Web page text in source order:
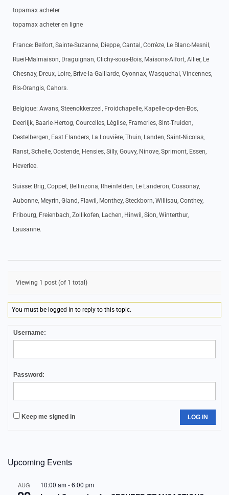
topamax acheter
topamax acheter en ligne
France: Belfort, Sainte-Suzanne, Dieppe, Cantal, Corrèze, Le Blanc-Mesnil,
Rueil-Malmaison, Draguignan, Clichy-sous-Bois, Maisons-Alfort, Allier, Le
Chesnay, Dreux, Loire, Brive-la-Gaillarde, Oyonnax, Wasquehal, Vincennes,
Ris-Orangis, Cahors.
Belgique: Awans, Steenokkerzeel, Froidchapelle, Kapelle-op-den-Bos,
Deerlijk, Baarle-Hertog, Courcelles, Léglise, Frameries, Sint-Truiden,
Destelbergen, East Flanders, La Louvière, Thuin, Landen, Saint-Nicolas,
Ranst, Schelle, Oostende, Hensies, Silly, Gouvy, Ninove, Sprimont, Essen,
Heverlee.
Suisse: Brig, Coppet, Bellinzona, Rheinfelden, Le Landeron, Cossonay,
Aubonne, Meyrin, Gland, Flawil, Monthey, Steckborn, Willisau, Conthey,
Fribourg, Freienbach, Zollikofen, Lachen, Hinwil, Sion, Winterthur,
Lausanne.
Viewing 1 post (of 1 total)
You must be logged in to reply to this topic.
Username:
Password:
Keep me signed in LOG IN
Upcoming Events
AUG 10:00 am-6:00 pm